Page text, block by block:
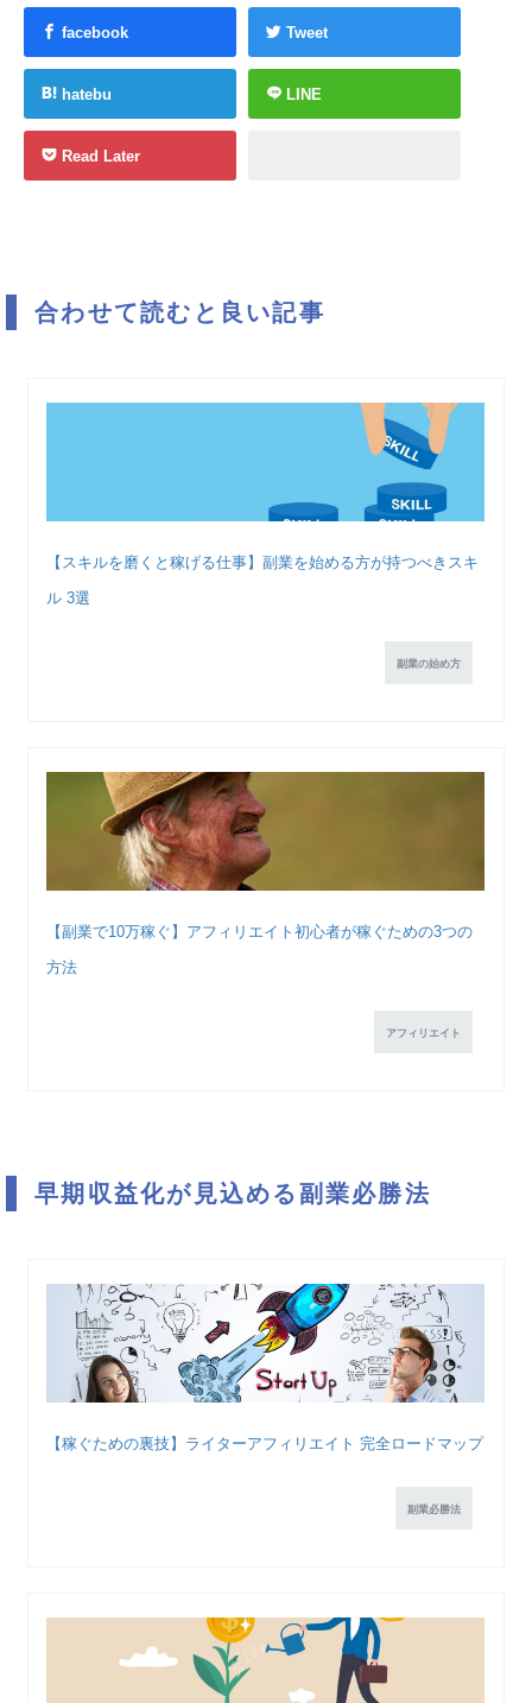
facebook Tweet
hatebu LINE
Read Later
合わせて読むと良い記事
【スキルを磨くと稼げる仕事】副業を始める方が持つべきスキ
ル 3選
副業の始め方
【副業で10万稼ぐ】アフィリエイト初心者が稼ぐための3つの
方法
アフィリエイト
早期収益化が見込める副業必勝法
【稼ぐための裏技】ライターアフィリエイト 完全ロードマップ
副業必勝法